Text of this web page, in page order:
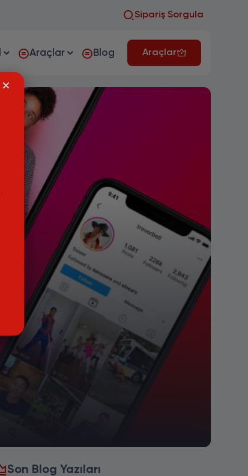
Sipariş Sorgula
Araçlar Blog Araçlar
Son Blog Yazıları